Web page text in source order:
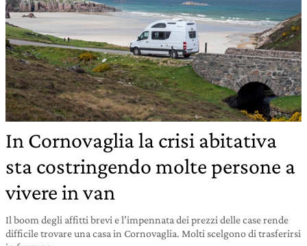
In Cornovaglia la crisi abitativa
sta costringendo molte persone a
vivere in van
Il boom degli affitti brevi e l’impennata dei prezzi delle case rende
difficile trovare una casa in Cornovaglia. Molti scelgono di trasferirsi